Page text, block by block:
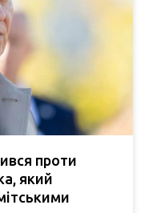
проти
який